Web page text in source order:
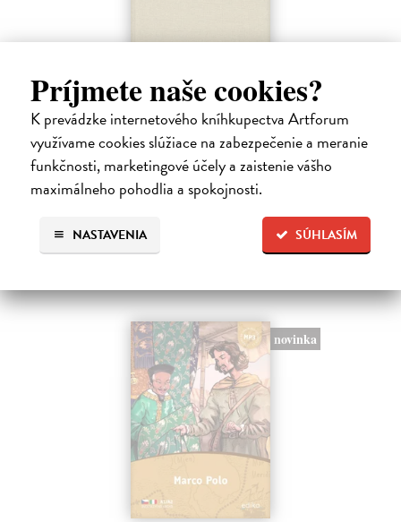
Príjmete naše cookies?
K prevádzke internetového kníhkupectva Artforum
využívame cookies slúžiace na zabezpečenie a meranie
funkčnosti, marketingové účely a zaistenie vášho
maximálneho pohodlia a spokojnosti.
SÚHLASÍM
NASTAVENIA
Catalogue of Endings
Jenča Martin, Poliačiková Katarína| Kniha
Endings come in every flavour. They can be quiet or explosive,
graceful or messy, liberating or devastating.
35,00 €
novinka